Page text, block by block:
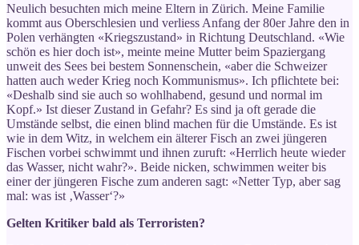
Neulich besuchten mich meine Eltern in Zürich. Meine Familie
kommt aus Oberschlesien und verliess Anfang der 80er Jahre den in
Polen verhängten «Kriegszustand» in Richtung Deutschland. «Wie
schön es hier doch ist», meinte meine Mutter beim Spaziergang
unweit des Sees bei bestem Sonnenschein, «aber die Schweizer
hatten auch weder Krieg noch Kommunismus». Ich pflichtete bei:
«Deshalb sind sie auch so wohlhabend, gesund und normal im
Kopf.» Ist dieser Zustand in Gefahr? Es sind ja oft gerade die
Umstände selbst, die einen blind machen für die Umstände. Es ist
wie in dem Witz, in welchem ein älterer Fisch an zwei jüngeren
Fischen vorbei schwimmt und ihnen zuruft: «Herrlich heute wieder
das Wasser, nicht wahr?». Beide nicken, schwimmen weiter bis
einer der jüngeren Fische zum anderen sagt: «Netter Typ, aber sag
mal: was ist ‚Wasser‘?»
Gelten Kritiker bald als Terroristen?